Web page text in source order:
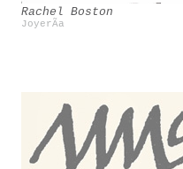
Rachel Boston
JoyerÃ­a
Shourouk